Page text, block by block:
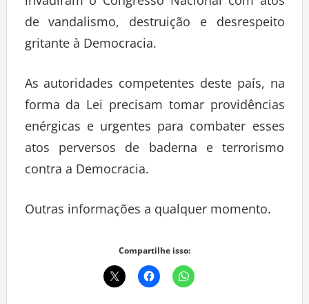
invadiram o Congresso Nacional com atos
de vandalismo, destruição e desrespeito
gritante à Democracia.
As autoridades competentes deste país, na
forma da Lei precisam tomar providências
enérgicas e urgentes para combater esses
atos perversos de baderna e terrorismo
contra a Democracia.
Outras informações a qualquer momento.
Compartilhe isso: